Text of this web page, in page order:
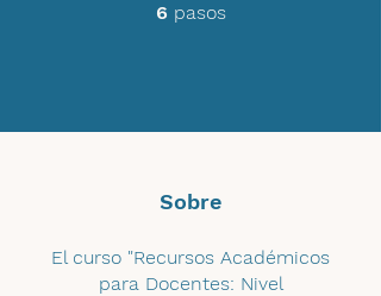
6 pasos
Sobre
El curso "Recursos Académicos
para Docentes: Nivel